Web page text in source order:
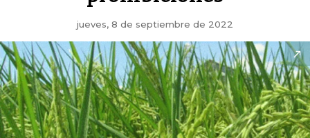
jueves, 8 de septiembre de 2022